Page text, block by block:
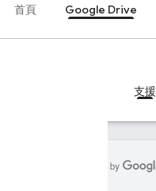
首頁 Google Drive
支援